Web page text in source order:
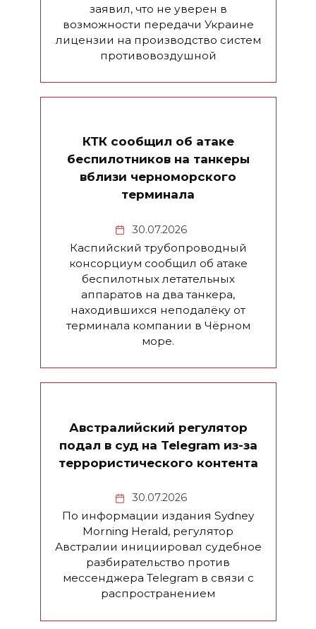
заявил, что не уверен в
возможности передачи Украине
лицензии на производство систем
противовоздушной
КТК сообщил об атаке
беспилотников на танкеры
вблизи черноморского
терминала
30.07.2026
Каспийский трубопроводный
консорциум сообщил об атаке
беспилотных летательных
аппаратов на два танкера,
находившихся неподалёку от
терминала компании в Чёрном
море.
Австралийский регулятор
подал в суд на Telegram из-за
террористического контента
30.07.2026
По информации издания Sydney
Morning Herald, регулятор
Австралии инициировал судебное
разбирательство против
мессенджера Telegram в связи с
распространением